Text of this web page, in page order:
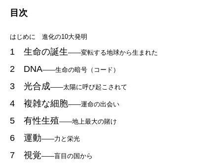
目次
はじめに 進化の10大発明
1 生命の誕生——変転する地球から生まれた
2 DNA——生命の暗号（コード）
3 光合成——太陽に呼び起こされて
4 複雑な細胞——運命の出会い
5 有性生殖——地上最大の賭け
6 運動——力と栄光
7 視覚——盲目の国から